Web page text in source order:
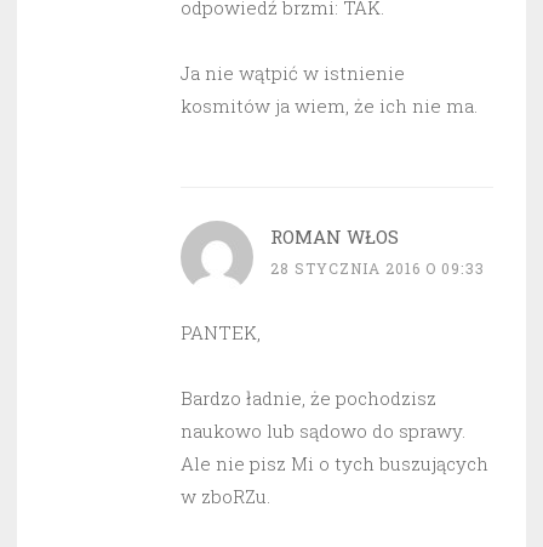
odpowiedź brzmi: TAK.
Ja nie wątpić w istnienie
kosmitów ja wiem, że ich nie ma.
ROMAN WŁOS
28 STYCZNIA 2016 O 09:33
PANTEK,
Bardzo ładnie, że pochodzisz
naukowo lub sądowo do sprawy.
Ale nie pisz Mi o tych buszujących
w zboRZu.